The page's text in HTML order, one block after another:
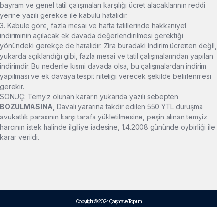
bayram ve genel tatil çalışmaları karşılığı ücret alacaklarının reddi
yerine yazılı gerekçe ile kabulü hatalıdır.
3. Kabule göre, fazla mesai ve hafta tatillerinde hakkaniyet
indiriminin açılacak ek davada değerlendirilmesi gerektiği
yönündeki gerekçe de hatalıdır. Zira buradaki indirim ücretten değil,
yukarda açıklandığı gibi, fazla mesai ve tatil çalışmalarından yapılan
indirimdir. Bu nedenle kısmi davada olsa, bu çalışmalardan indirim
yapılması ve ek davaya tespit niteliği verecek şekilde belirlenmesi
gerekir.
SONUÇ: Temyiz olunan kararın yukarıda yazılı sebepten
BOZULMASINA, Davalı yararına takdir edilen 550 YTL duruşma
avukatlık parasının karşı tarafa yükletilmesine, peşin alınan temyiz
harcının istek halinde ilgiliye iadesine, 1.4.2008 gününde oybirliği ile
karar verildi.
Copyright © 2024 Çalışma ve Toplum